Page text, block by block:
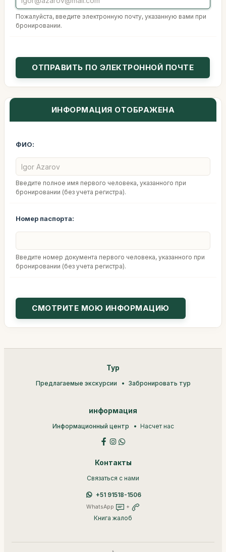
Пожалуйста, введите электронную почту, указанную вами при
бронировании.
ИНФОРМАЦИЯ ОТОБРАЖЕНА
ФИО:
Введите полное имя первого человека, указанного при
бронировании (без учета регистра).
Номер паспорта:
Введите номер документа первого человека, указанного при
бронировании (без учета регистра).
Тур
Предлагаемые экскурсии Забронировать тур
информация
Информационный центр Насчет нас
Контакты
Связаться с нами
+51 91518-1506
WhatsApp +
Книга жалоб